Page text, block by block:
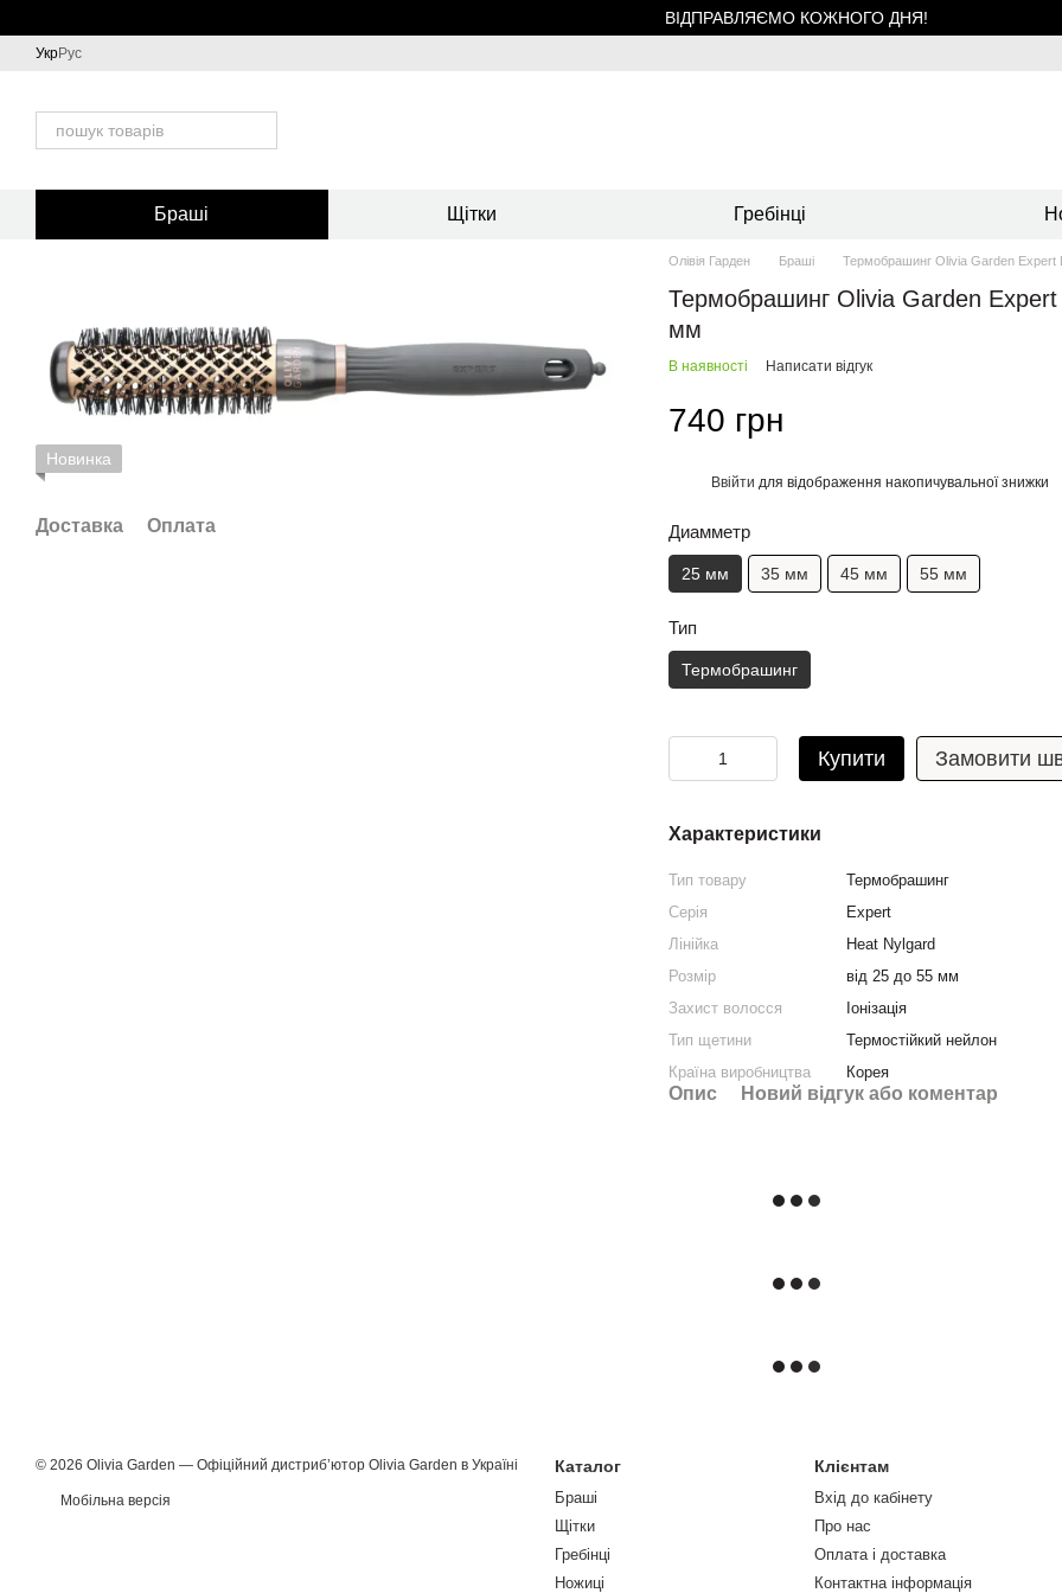
ВІДПРАВЛЯЄМО КОЖНОГО ДНЯ!
УкрРус
Браші Щітки Гребінці
Новинка
Доставка Оплата
Олівія Гарден Браші Термобрашинг Olivia Garden
Термобрашинг Olivia Garden
мм
В наявності Написати відгук
740 грн
Ввійти для відображення накопичувальної знижки
Диамметр
25 мм 35 мм 45 мм 55 мм
Тип
Термобрашинг
Купити Замовити
Характеристики
Тип товару
Термобрашинг
Серія
Expert
Лінійка
Heat Nylgard
Розмір
від 25 до 55 мм
Захист волосся
Іонізація
Тип щетини
Термостійкий нейлон
Країна виробництва
Корея
Опис Новий відгук або коментар
© 2026 Olivia Garden — Офіційний дистрибʼютор Olivia Garden в Україні
Мобільна версія
Каталог
Браші
Щітки
Гребінці
Ножиці
Клієнтам
Вхід до кабінету
Про нас
Оплата і доставка
Контактна інформація